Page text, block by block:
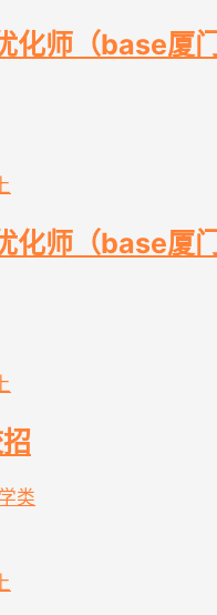
化师（base厦门
化师（base厦门
类